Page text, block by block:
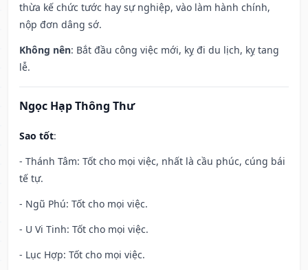
thừa kế chức tước hay sự nghiệp, vào làm hành chính,
nộp đơn dâng sớ.
Không nên: Bắt đầu công việc mới, kỵ đi du lịch, kỵ tang
lễ.
Ngọc Hạp Thông Thư
Sao tốt:
- Thánh Tâm: Tốt cho mọi việc, nhất là cầu phúc, cúng bái
tế tự.
- Ngũ Phú: Tốt cho mọi việc.
- U Vi Tinh: Tốt cho mọi việc.
- Lục Hợp: Tốt cho mọi việc.